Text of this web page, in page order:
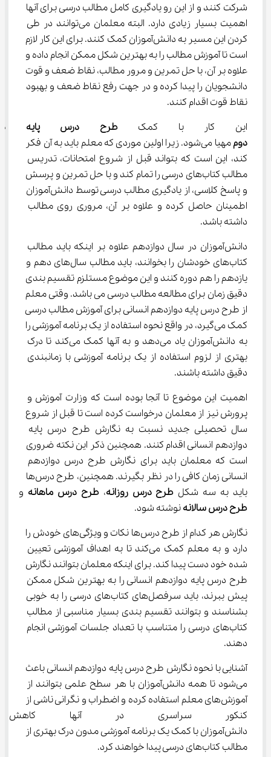
شرکت کنند و از این رو یادگیری کامل مطالب درسی برای آنها
اهمیت بسیار زیادی دارد. البته معلمان می‌توانند در طی
کردن این مسیر به دانش‌آموزان کمک کنند. برای این کار لازم
است تا آموزش مطالب را به بهترین شکل ممکن انجام داده و
علاوه بر آن، با حل تمرین و مرور مطالب، نقاط ضعف و قوت
دانشجویان را پیدا کرده و در جهت رفع نقاط ضعف و بهبود
نقاط قوت اقدام کنند.
این کار با کمک طرح درس پایه
دوم
مهیا می‌شود. زیرا اولین موردی که معلم باید به آن فکر
کند، این است که بتواند قبل از شروع امتحانات، تدریس
مطالب کتاب‌های درسی را تمام کند و با حل تمرین و پرسش
و پاسخ کلاسی، از یادگیری مطالب درسی توسط دانش‌آموزان
اطمینان حاصل کرده و علاوه بر آن، مروری روی مطالب
داشته باشد.
دانش‌آموزان در سال دوازدهم علاوه بر اینکه باید مطالب
کتاب‌های خودشان را بخوانند، باید مطالب سال‌های دهم و
یازدهم را هم دوره کنند و این موضوع مستلزم تقسیم بندی
دقیق زمان برای مطالعه مطالب درسی می باشد. وقتی معلم
از طرح درس پایه دوازدهم انسانی برای آموزش مطالب درسی
کمک می‌گیرد، در واقع نحوه استفاده از یک برنامه آموزشی را
به دانش‌آموزان یاد می‌دهد و به آنها کمک می‌کند تا درک
بهتری از لزوم استفاده از یک برنامه آموزشی با زمانبندی
دقیق داشته باشند.
اهمیت این موضوع تا آنجا بوده است که وزارت آموزش و
پرورش نیز از معلمان درخواست کرده است تا قبل از شروع
سال تحصیلی جدید نسبت به نگارش طرح درس پایه
دوازدهم انسانی اقدام کنند. همچنین ذکر این نکته ضروری
است که معلمان باید برای نگارش طرح درس دوازدهم
انسانی زمان کافی را در نظر بگیرند. همچنین، طرح درس‌ها
باید به سه شکل طرح درس روزانه، طرح درس ماهانه و
طرح درس سالانه نوشته شود.
نگارش هر کدام از طرح درس‌ها نکات و ویژگی‌های خودش را
دارد و به معلم کمک می‌کند تا به اهداف آموزشی تعیین
شده خود دست پیدا کند. برای اینکه معلمان بتوانند نگارش
طرح درس پایه دوازدهم انسانی را به بهترین شکل ممکن
پیش ببرند، باید سرفصل‌های کتاب‌های درسی را به خوبی
بشناسند و بتوانند تقسیم بندی بسیار مناسبی از مطالب
کتاب‌های درسی را متناسب با تعداد جلسات آموزشی انجام
دهند.
آشنایی با نحوه نگارش طرح درس پایه دوازدهم انسانی باعث
می‌شود تا همه دانش‌آموزان با هر سطح علمی بتوانند از
آموزش‌های معلم استفاده کرده و اضطراب و نگرانی ناشی از
کنکور سراسری در آنها
دانش‌آموزان با کمک یک برنامه آموزشی مدون درک بهتری از
مطالب کتاب‌های درسی پیدا خواهند کرد.